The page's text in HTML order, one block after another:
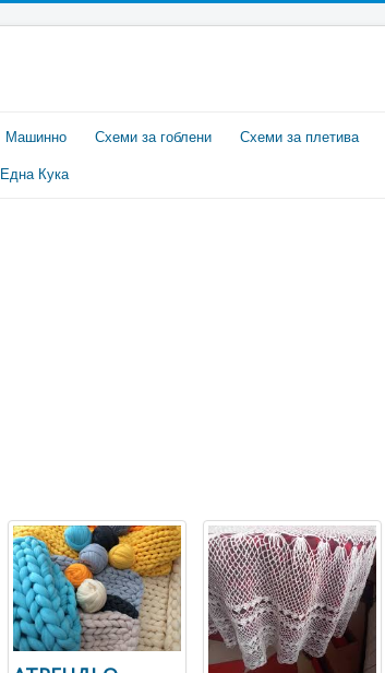
Машинно Схеми за гоблени Схеми за плетива
Една Кука